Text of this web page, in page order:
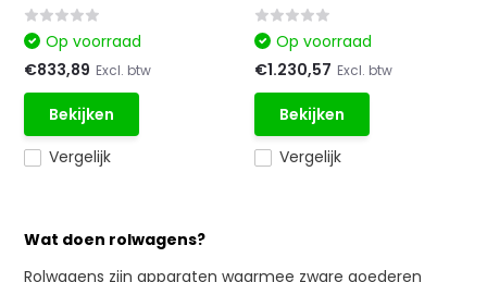
Vergelijk
Op voorraad
€833,89 Excl. btw
Bekijken
Vergelijk
Op voorraad
€1.230,57 Excl. btw
Bekijken
Wat doen rolwagens?
Rolwagens zijn apparaten waarmee zware goederen